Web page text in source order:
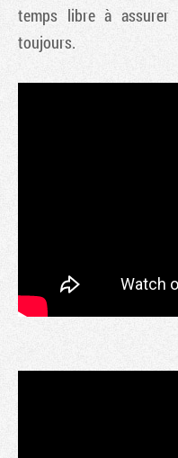
temps libre à assurer
toujours.